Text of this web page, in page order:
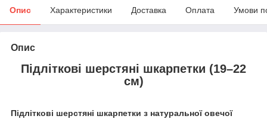
Опис Характеристики Доставка Оплата Умови
Опис
Підліткові шерстяні шкарпетки (19–22
см)
Підліткові шерстяні шкарпетки з натуральної овечої